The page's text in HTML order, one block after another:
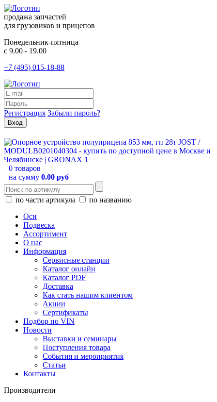
продажа запчастей
для грузовиков и прицепов
Понедельник-пятница
с 9.00 - 19.00
+7 (495) 015-18-88
Регистрация Забыли пароль?
0 товаров
на сумму 0.00 руб
по части артикула
по названию
Оси
Подвеска
Ассортимент
О нас
Информация
Сервисные станции
Каталог онлайн
Каталог PDF
Доставка
Как стать нашим клиентом
Акции
Сертификаты
Подбор по VIN
Новости
Выставки и семинары
Поступления товара
События и мероприятия
Статьи
Контакты
Производители